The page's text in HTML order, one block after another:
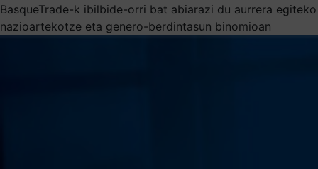
BasqueTrade-k ibilbide-orri bat abiarazi du aurrera egiteko
nazioartekotze eta genero-berdintasun binomioan